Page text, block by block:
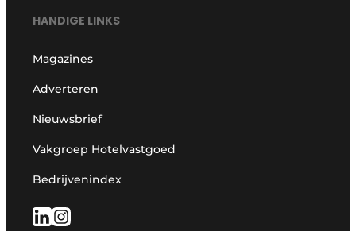
HANDIGE LINKS
Magazines
Adverteren
Nieuwsbrief
Vakgroep Hotelvastgoed
Bedrijvenindex